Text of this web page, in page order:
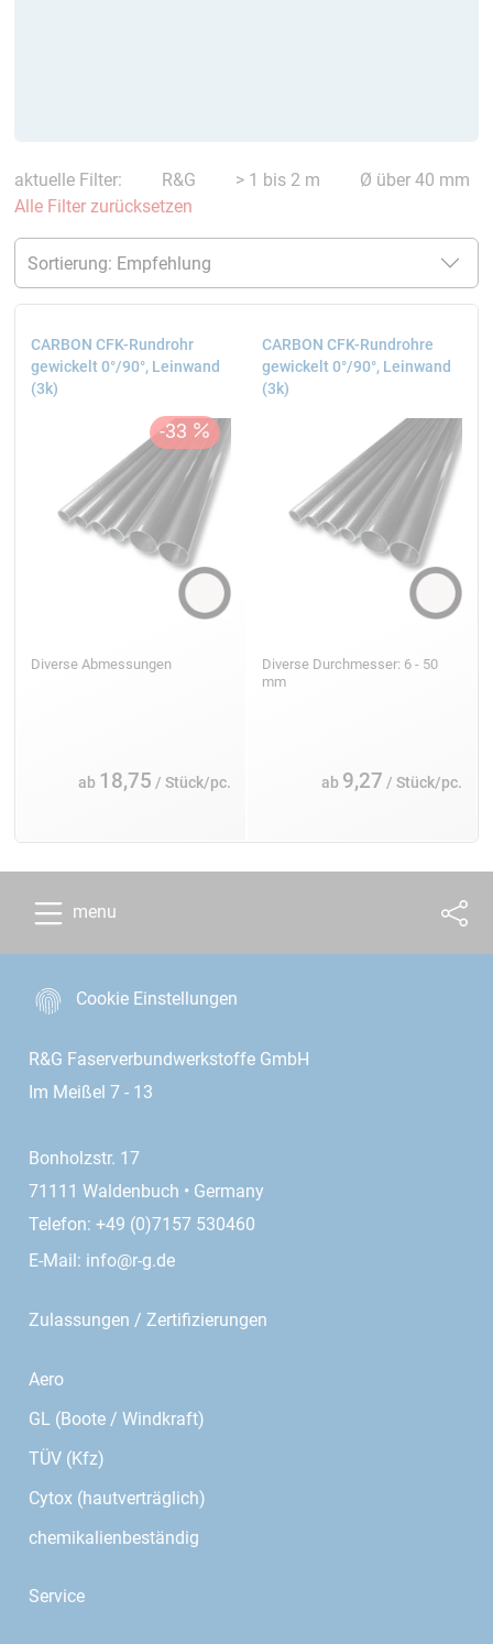
aktuelle Filter: R&G > 1 bis 2 m
Ø über 40 mm
Alle Filter zurücksetzen
CARBON CFK-Rundrohr
gewickelt 0°/90°, Leinwand
(3k)
Diverse Abmessungen
ab 18,75 / Stück/pc.
CARBON CFK-Rundrohre
gewickelt 0°/90°, Leinwand
(3k)
Diverse Durchmesser: 6 - 50
mm
ab 9,27 / Stück/pc.
menu
Cookie Einstellungen
R&G Faserverbundwerkstoffe GmbH
Im Meißel 7 - 13
Bonholzstr. 17
71111 Waldenbuch • Germany
Telefon: +49 (0)7157 530460
E-Mail: info@r-g.de
Zulassungen / Zertifizierungen
Aero
GL (Boote / Windkraft)
TÜV (Kfz)
Cytox (hautverträglich)
chemikalienbeständig
Service